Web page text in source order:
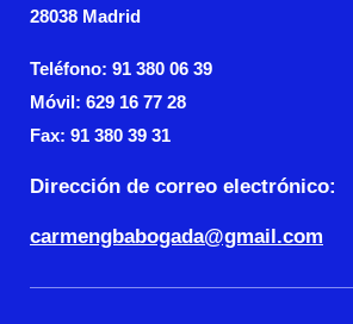
28038 Madrid
Teléfono: 91 380 06 39
Móvil: 629 16 77 28
Fax: 91 380 39 31
Dirección de correo electrónico:
carmengbabogada@gmail.com